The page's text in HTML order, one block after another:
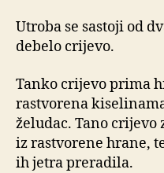
Utroba se sastoji od
debelo crijevo.
Tanko crijevo prima
rastvorena
želudac. Tano
iz rastvorene hrane,
ih jetra preradila.